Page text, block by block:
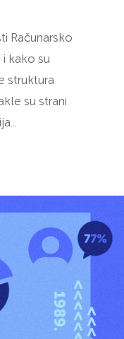
Računarsko
kako su
struktura
su strani